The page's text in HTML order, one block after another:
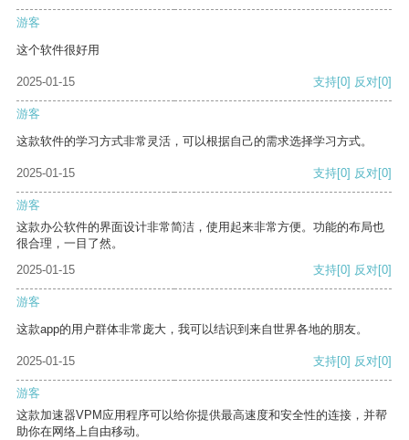
游客
这个软件很好用
2025-01-15 支持[0] 反对[0]
游客
这款软件的学习方式非常灵活，可以根据自己的需求选择学习方式。
2025-01-15 支持[0] 反对[0]
游客
这款办公软件的界面设计非常简洁，使用起来非常方便。功能的布局也
很合理，一目了然。
2025-01-15
支持[0] 反对[0]
游客
这款app的用户群体非常庞大，我可以结识到来自世界各地的朋友。
2025-01-15 支持[0] 反对[0]
游客
这款加速器VPM应用程序可以给你提供最高速度和安全性的连接，并帮
助你在网络上自由移动。